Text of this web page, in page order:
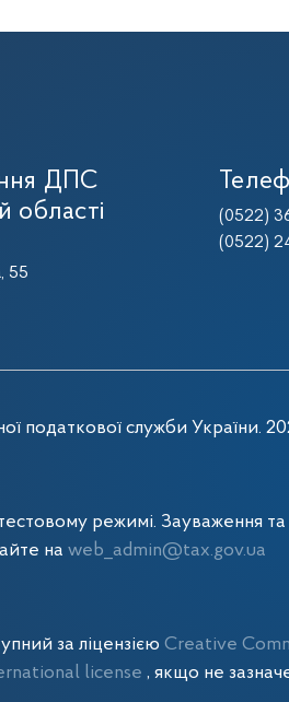
ДПС
області
55
(0522)
(0522)
податкової служби України.
режимі. Зауваження та
на web_admin@tax.gov.ua
за ліцензією Creative
license , якщо не